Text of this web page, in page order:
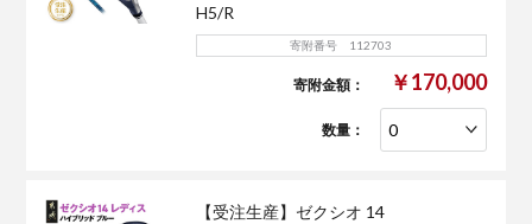
H5/R
寄附番号 112703
寄附金額： ￥170,000
数量：
【受注生産】ゼクシオ 14